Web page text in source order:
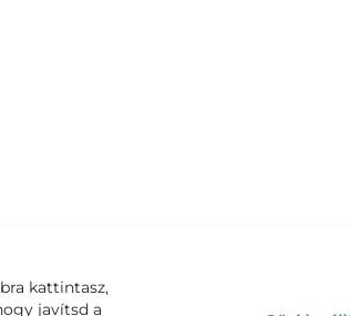
kattintasz,
javítsd a